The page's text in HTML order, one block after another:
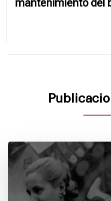
mantenimiento del